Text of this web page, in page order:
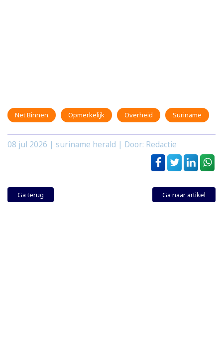
Net Binnen Opmerkelijk Overheid Suriname
08 jul 2026 | suriname herald | Door: Redactie
Ga terug Ga naar artikel